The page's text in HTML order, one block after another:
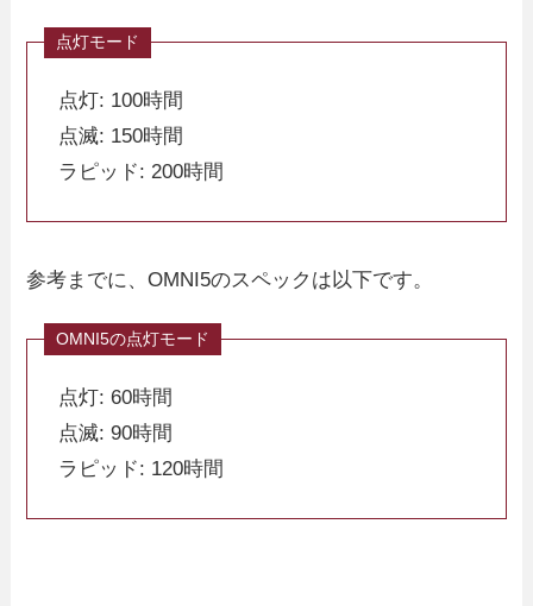
点灯: 100時間
点滅: 150時間
ラピッド: 200時間
参考までに、OMNI5のスペックは以下です。
点灯: 60時間
点滅: 90時間
ラピッド: 120時間